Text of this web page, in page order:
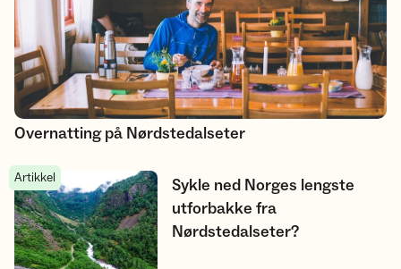
Overnatting på Nørdstedalseter
Sykle ned Norges lengste utforbakke fra Nørdstedalseter?
Artikkel
Sykle ned Norges lengste
utforbakke fra
Nørdstedalseter?